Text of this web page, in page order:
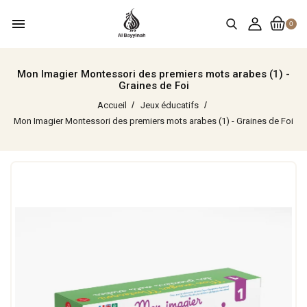
0
menu
Mon Imagier Montessori des premiers mots arabes (1) -
Graines de Foi
Accueil
Jeux éducatifs
Mon Imagier Montessori des premiers mots arabes (1) - Graines de Foi